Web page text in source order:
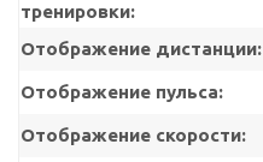
тренировки:
Отображение дистанции:
Отображение пульса:
Отображение скорости: